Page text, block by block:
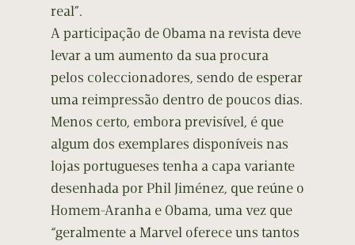
real”.
A participação de Obama na revista deve
levar a um aumento da sua procura
pelos coleccionadores, sendo de esperar
uma reimpressão dentro de poucos dias.
Menos certo, embora previsível, é que
algum dos exemplares disponíveis nas
lojas portugueses tenha a capa variante
desenhada por Phil Jiménez, que reúne o
Homem-Aranha e Obama, uma vez que
“geralmente a Marvel oferece uns tantos